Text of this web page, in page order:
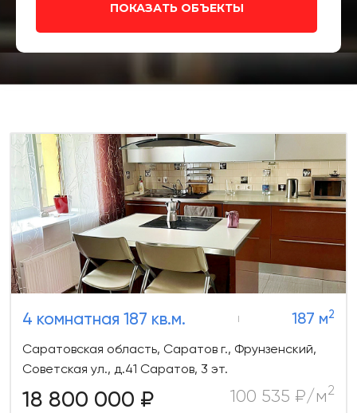
ПОКАЗАТЬ ОБЪЕКТЫ
4 комнатная 187 кв.м. 187 м2
Саратовская область, Саратов г., Фрунзенский,
Советская ул., д.41 Саратов, 3 эт.
18 800 000 ₽ 100 535 ₽/м2